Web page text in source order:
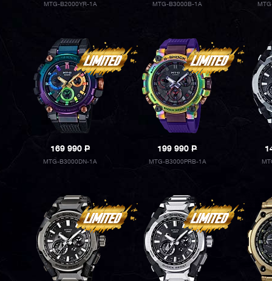
MTG-B2000YR-1A MTG-B3000B-1A
169 990P
MTG-B3000DN-1A
199 990P
MTG-B3000PRB-1A